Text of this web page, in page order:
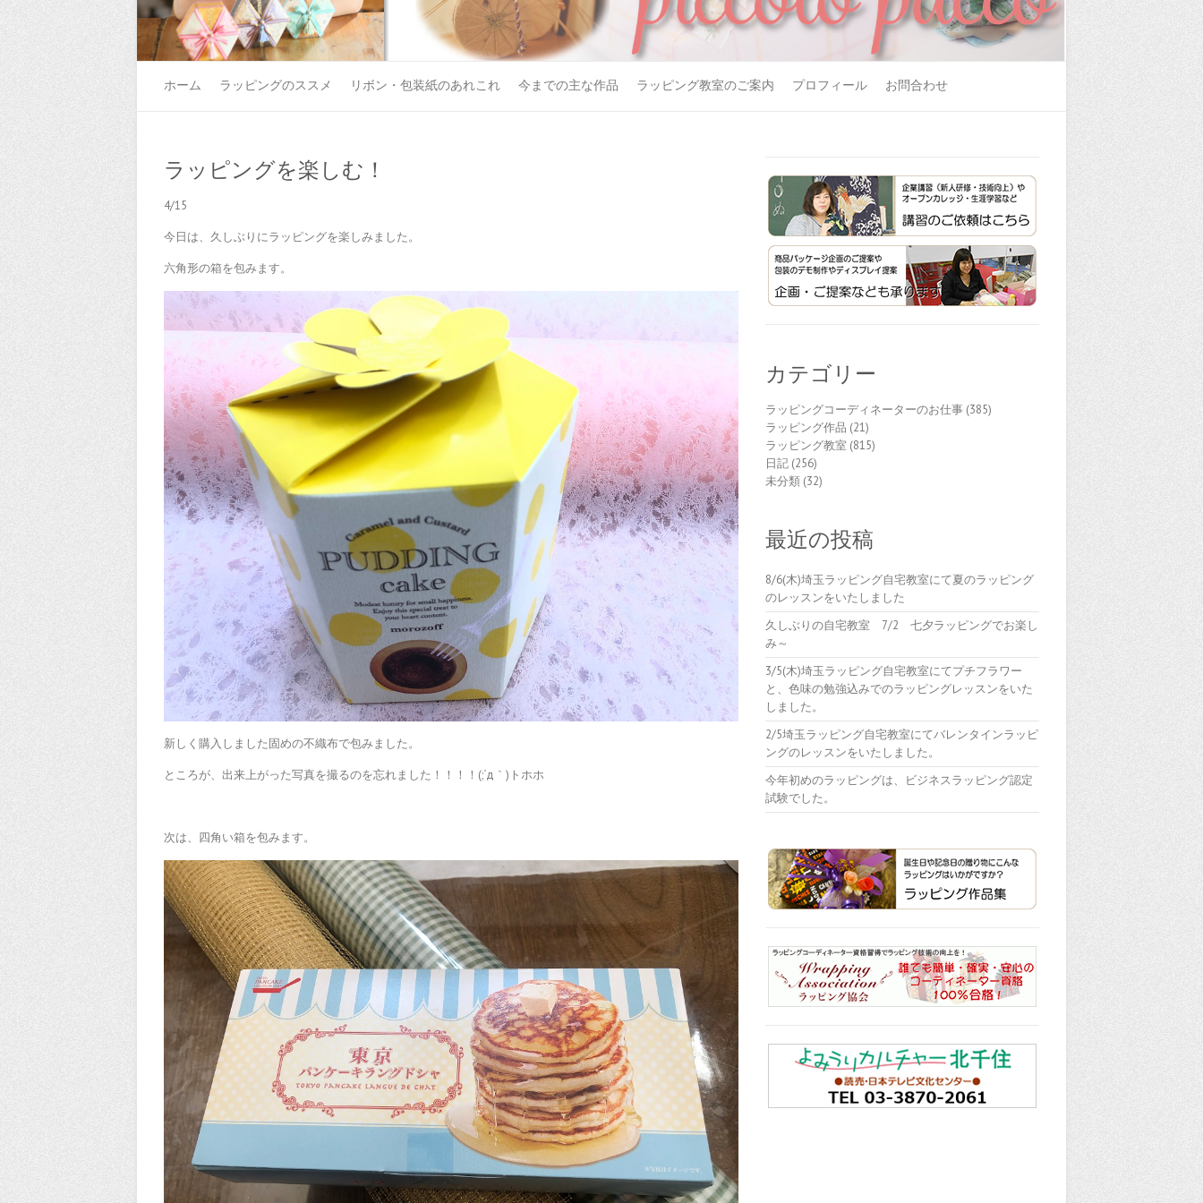
ホーム ラッピングのススメ リボン・包装紙のあれこれ 今までの主な作品 ラッピング教室のご案内 プロフィール お問合わせ
ラッピングを楽しむ！
4/15
今日は、久しぶりにラッピングを楽しみました。
六角形の箱を包みます。
新しく購入しました固めの不織布で包みました。
ところが、出来上がった写真を撮るのを忘れました！！！！(;´д｀)トホホ
次は、四角い箱を包みます。
カテゴリー
ラッピングコーディネーターのお仕事(385)
ラッピング作品 (21)
ラッピング教室 (815)
日記(256)
未分類(32)
最近の投稿
8/6(木)埼玉ラッピング自宅教室にて夏のラッピング
のレッスンをいたしました
久しぶりの自宅教室 7/2 七夕ラッピングでお楽し
み～
3/5(木)埼玉ラッピング自宅教室にてプチフラワー
と、色味の勉強込みでのラッピングレッスンをいた
しました。
2/5埼玉ラッピング自宅教室にてバレンタインラッピ
ングのレッスンをいたしました。
今年初めのラッピングは、ビジネスラッピング認定
試験でした。